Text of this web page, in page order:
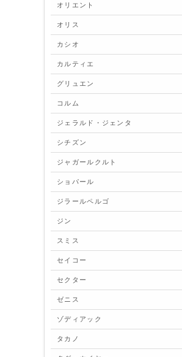
オリエント
オリス
カシオ
カルティエ
グリュエン
コルム
ジェラルド・ジェンタ
シチズン
ジャガールクルト
ショパール
ジラールペルゴ
ジン
スミス
セイコー
セクター
ゼニス
ゾディアック
タカノ